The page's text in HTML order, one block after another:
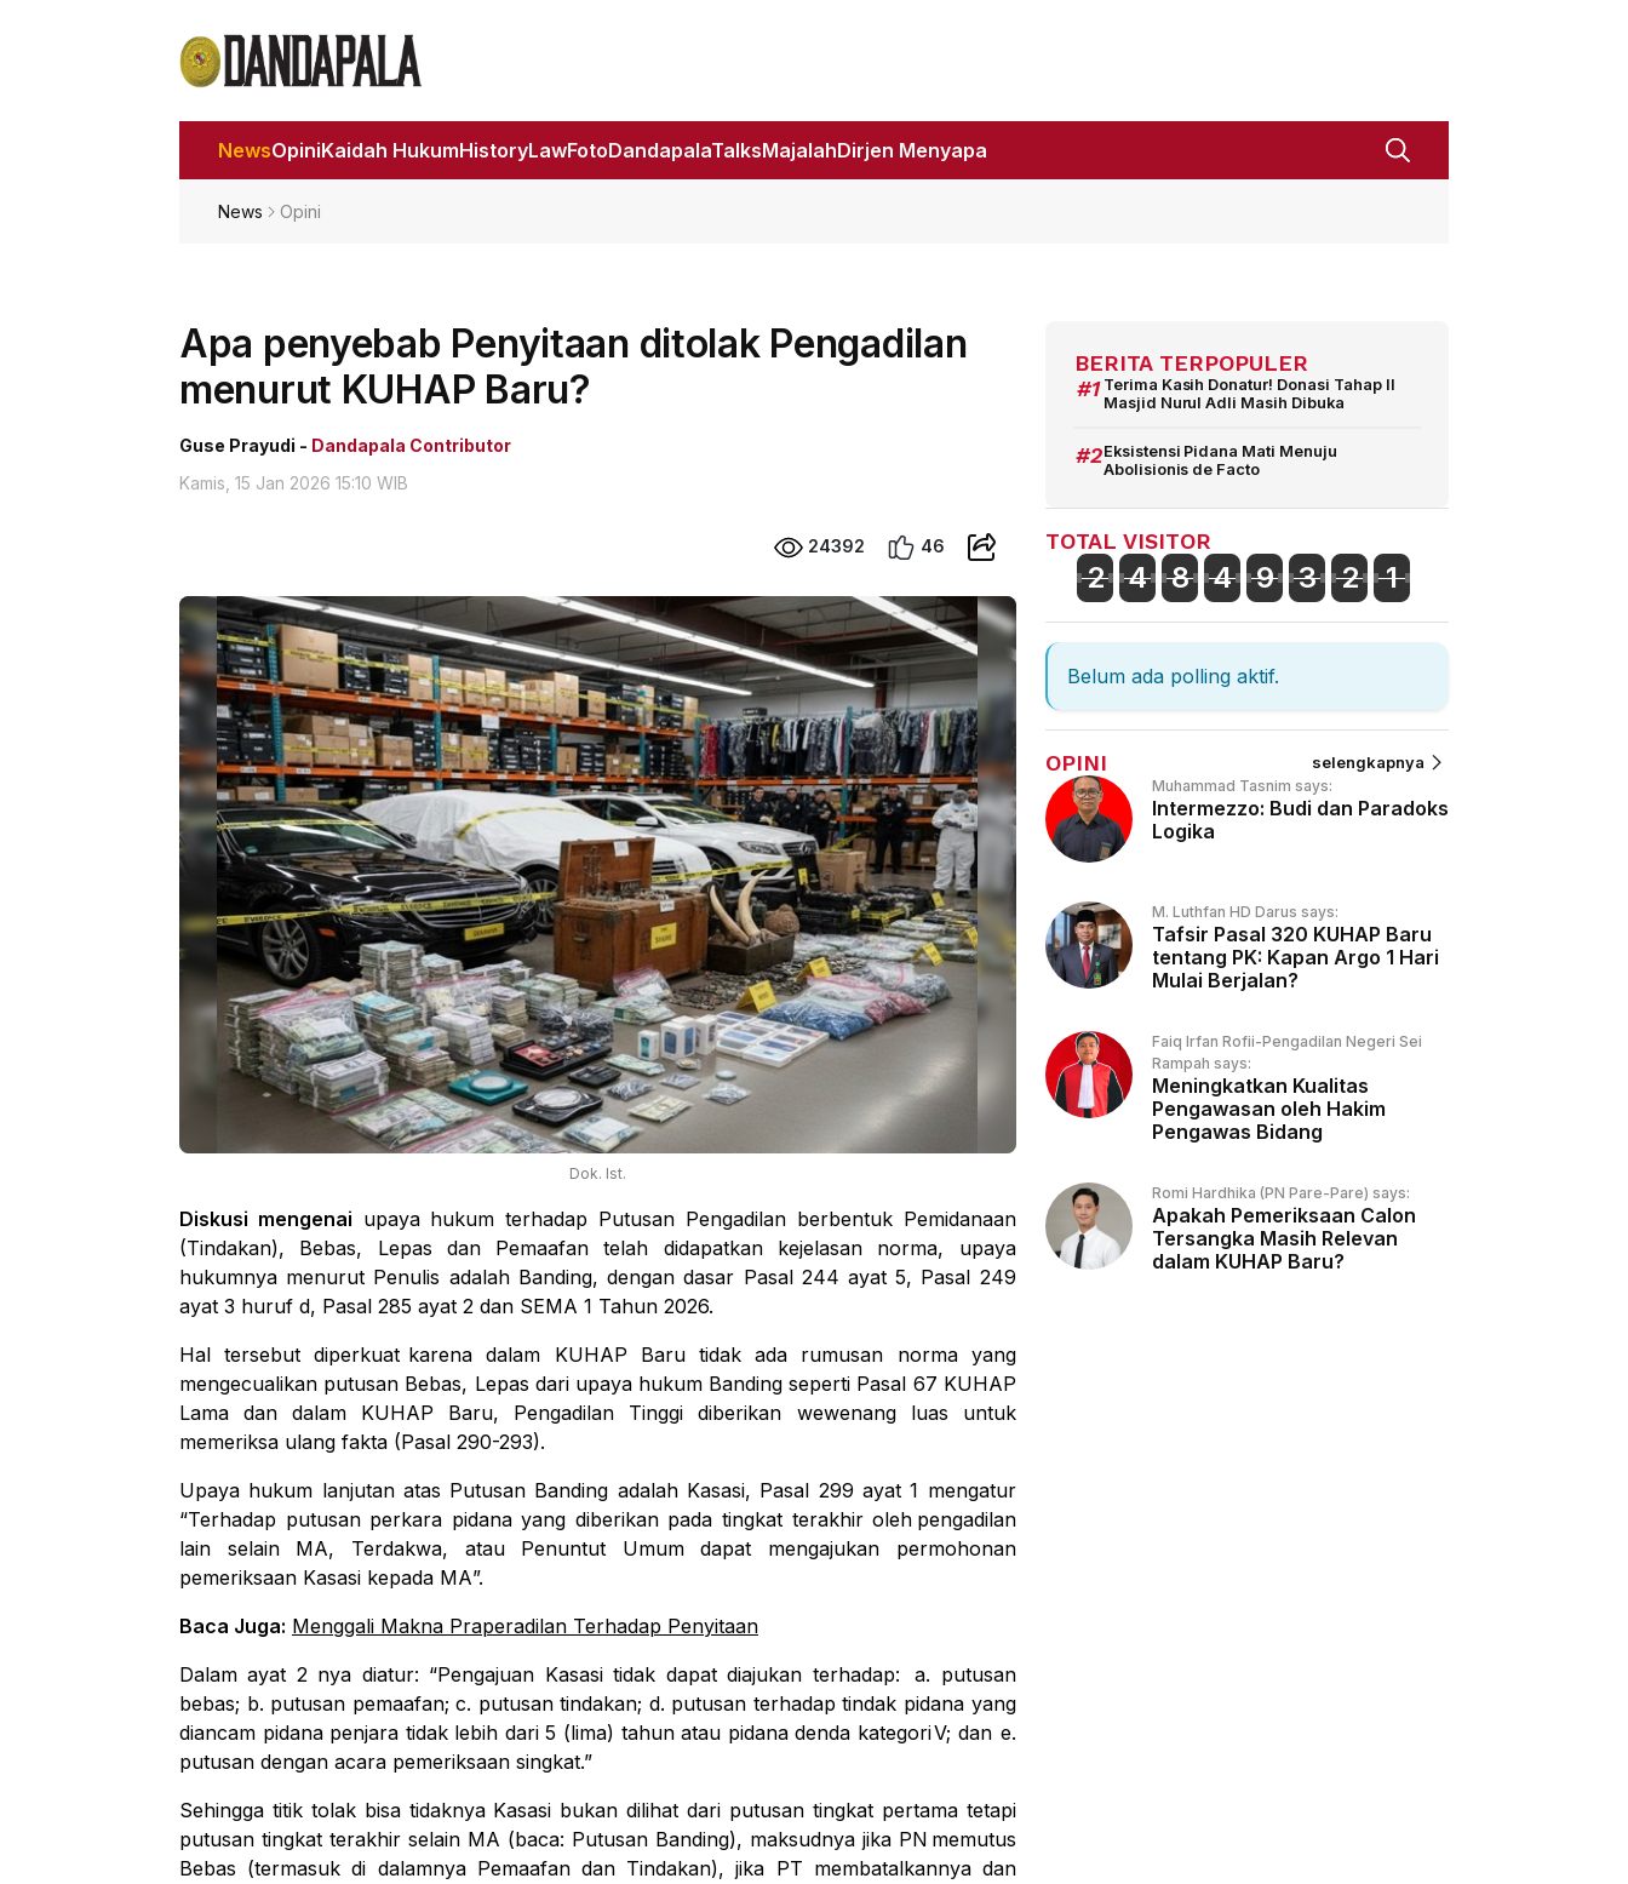
NewsOpiniKaidah HukumHistoryLawFotoDandapalaTalksMajalahDirjen Menyapa
News Opini
Apa penyebab Penyitaan ditolak Pengadilan
menurut KUHAP Baru?
Guse Prayudi - Dandapala Contributor
Kamis, 15 Jan 2026 15:10 WIB
24392 46
Dok. Ist.
Diskusi mengenai upaya hukum terhadap Putusan Pengadilan berbentuk Pemidanaan
(Tindakan), Bebas, Lepas dan Pemaafan telah didapatkan kejelasan norma, upaya
hukumnya menurut Penulis adalah Banding, dengan dasar Pasal 244 ayat 5, Pasal 249
ayat 3 huruf d, Pasal 285 ayat 2 dan SEMA 1 Tahun 2026.
Hal tersebut diperkuat karena dalam KUHAP Baru tidak ada rumusan norma yang
mengecualikan putusan Bebas, Lepas dari upaya hukum Banding seperti Pasal 67 KUHAP
Lama dan dalam
KUHAP Baru, Pengadilan Tinggi diberikan wewenang luas untuk
memeriksa ulang fakta (Pasal 290-293).
Upaya hukum lanjutan atas Putusan Banding adalah Kasasi, Pasal 299 ayat 1 mengatur
“Terhadap putusan perkara pidana yang diberikan pada tingkat terakhir oleh pengadilan
lain
selain MA, Terdakwa, atau Penuntut Umum dapat mengajukan
permohonan
pemeriksaan Kasasi kepada MA”.
Baca Juga: Menggali Makna Praperadilan Terhadap Penyitaan
Dalam ayat 2 nya diatur: “Pengajuan Kasasi tidak dapat diajukan terhadap: a. putusan
bebas; b. putusan pemaafan; c. putusan tindakan; d. putusan terhadap tindak pidana yang
diancam pidana penjara tidak lebih dari 5 (lima) tahun atau pidana denda kategoriV; dan e.
putusan dengan acara pemeriksaan singkat.”
Sehingga titik tolak bisa tidaknya Kasasi bukan dilihat dari putusan tingkat pertama tetapi
putusan tingkat terakhir selain MA (baca: Putusan Banding), maksudnya jika PN memutus
Bebas (termasuk di dalamnya Pemaafan dan Tindakan), jika PT membatalkannya dan
BERITA TERPOPULER
#1 Terima Kasih Donatur! Donasi Tahap II
Masjid Nurul Adli Masih Dibuka
#2Eksistensi Pidana Mati Menuju
Abolisionis de Facto
TOTAL VISITOR
2 4 8 4 9 3 2 1
Belum ada polling aktif.
OPINI selengkapnya
Muhammad Tasnim says:
Intermezzo: Budi dan Paradoks
Logika
M. Luthfan HD Darus says:
Tafsir Pasal 320 KUHAP Baru
tentang PK: Kapan Argo 1 Hari
Mulai Berjalan?
Faiq Irfan Rofii-Pengadilan Negeri Sei
Rampah says:
Meningkatkan Kualitas
Pengawasan oleh Hakim
Pengawas Bidang
Romi Hardhika (PN Pare-Pare) says:
Apakah Pemeriksaan Calon
Tersangka Masih Relevan
dalam KUHAP Baru?